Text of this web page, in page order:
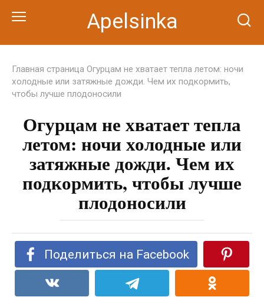
Apelsinka
Главная страница Огурцам не хватает тепла летом: ночи
холодные или затяжные дожди. Чем их подкормить,
чтобы лучше плодоносили
Огурцам не хватает тепла
летом: ночи холодные или
затяжные дожди. Чем их
подкормить, чтобы лучше
плодоносили
Поделиться на Facebook